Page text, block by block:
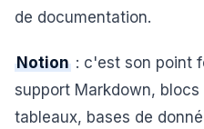
de documentation.
Notion : c'est son point
support Markdown,
tableaux, bases de